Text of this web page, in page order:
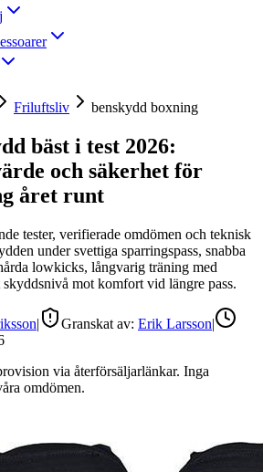
Friluftsliv benskydd boxning
bäst i test 2026:
och säkerhet för
året runt
tester, verifierade omdömen och teknisk
under svettiga sparringspass, snabba
lowkicks, långvarig träning med
mot komfort vid längre pass.
| Granskat av: Erik Larsson|
via återförsäljarlänkar. Inga
omdömen.